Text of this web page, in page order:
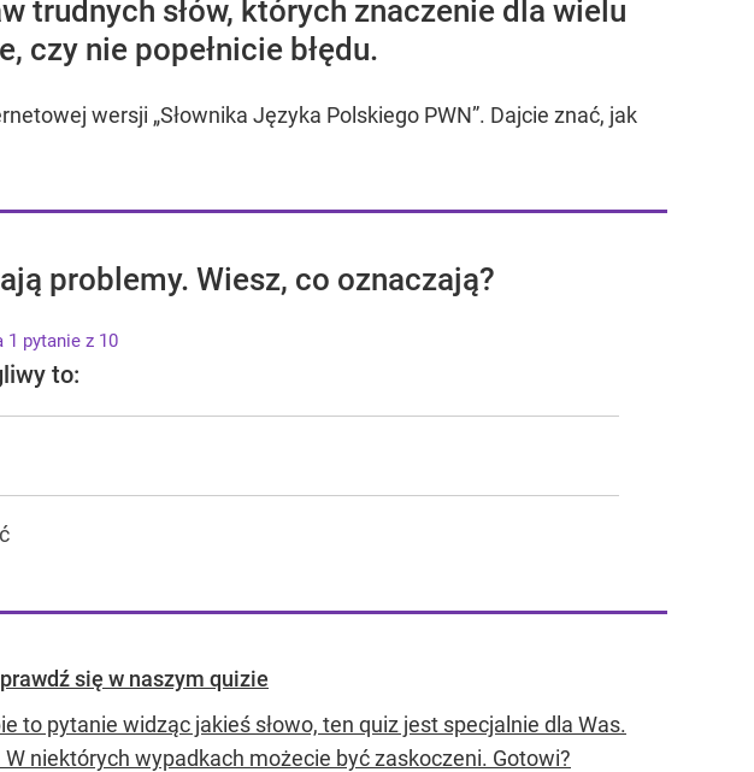
trudnych słów, których znaczenie dla wielu
czy nie popełnicie błędu.
wersji „Słownika Języka Polskiego PWN”. Dajcie znać, jak
problemy. Wiesz, co oznaczają?
1 pytanie z 10
to:
się w naszym quizie
to pytanie widząc jakieś słowo, ten quiz jest specjalnie dla Was.
niektórych wypadkach możecie być zaskoczeni. Gotowi?